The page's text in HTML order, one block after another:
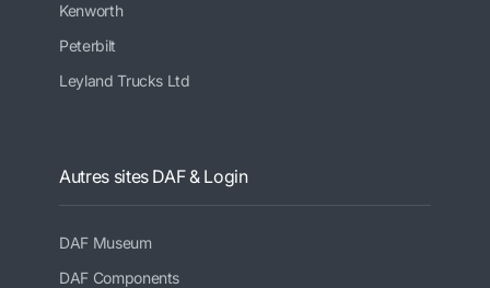
Kenworth
Peterbilt
Leyland Trucks Ltd
Autres sites DAF & Login
DAF Museum
DAF Components